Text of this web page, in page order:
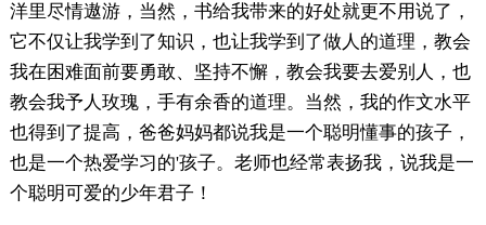
洋里尽情遨游，当然，书给我带来的好处就更不用说了，
它不仅让我学到了知识，也让我学到了做人的道理，教会
我在困难面前要勇敢、坚持不懈，教会我要去爱别人，也
教会我予人玫瑰，手有余香的道理。当然，我的作文水平
也得到了提高，爸爸妈妈都说我是一个聪明懂事的孩子，
也是一个热爱学习的'孩子。老师也经常表扬我，说我是一
个聪明可爱的少年君子！